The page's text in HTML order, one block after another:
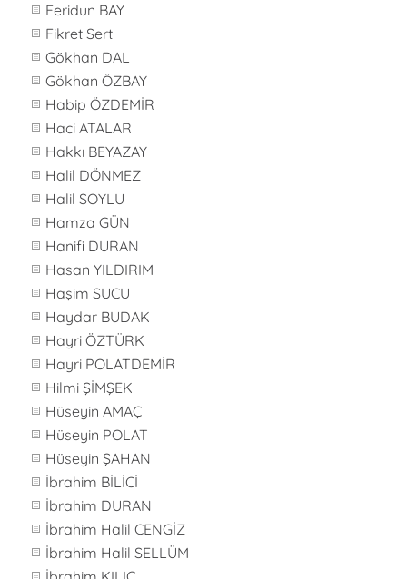
Feridun BAY
Fikret Sert
Gökhan DAL
Gökhan ÖZBAY
Habip ÖZDEMİR
Haci ATALAR
Hakkı BEYAZAY
Halil DÖNMEZ
Halil SOYLU
Hamza GÜN
Hanifi DURAN
Hasan YILDIRIM
Haşim SUCU
Haydar BUDAK
Hayri ÖZTÜRK
Hayri POLATDEMİR
Hilmi ŞİMŞEK
Hüseyin AMAÇ
Hüseyin POLAT
Hüseyin ŞAHAN
İbrahim BİLİCİ
İbrahim DURAN
İbrahim Halil CENGİZ
İbrahim Halil SELLÜM